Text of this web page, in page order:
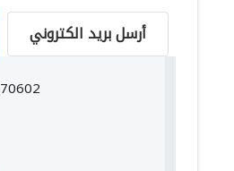
أرسل بريد الكتروني